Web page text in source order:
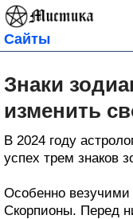
Сайты
Знаки
изменить
В 2024 году
успех трем знаков
Особенно
Скорпионы. Перед